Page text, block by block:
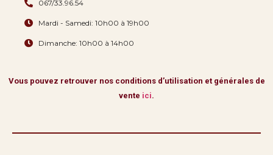
067/33.96.54
Mardi - Samedi: 10h00 à 19h00
Dimanche: 10h00 à 14h00
Vous pouvez retrouver nos conditions d’utilisation et générales de
vente ici.